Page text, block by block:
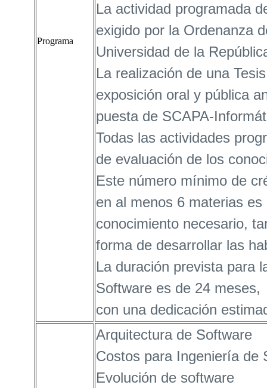
Programa
La actividad programada
exigido por la Ordenanza
Universidad de la
La realización de una
exposición oral y pública
puesta de SCAPA-
Todas las actividades
de evaluación de los
Este número mínimo de
en al menos 6 materias
conocimiento necesario,
forma de desarrollar las
La duración prevista para
Software es de 24 meses,
con una dedicación
Arquitectura de Software
Costos para Ingeniería de
Evolución de software